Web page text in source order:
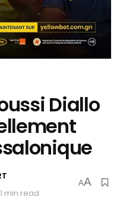
Diallo
min read
AA